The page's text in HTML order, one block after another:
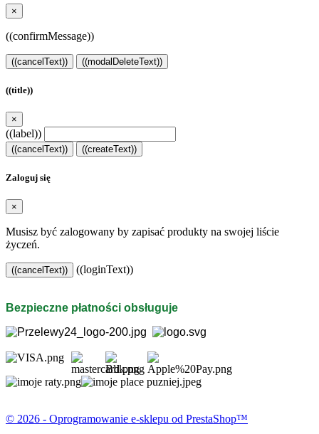
×
((confirmMessage))
((cancelText)) ((modalDeleteText))
((title))
×
((label))
((cancelText)) ((createText))
Zaloguj się
×
Musisz być zalogowany by zapisać produkty na swojej liście
życzeń.
((cancelText)) ((loginText))
Bezpieczne płatności obsługuje
© 2026 - Oprogramowanie e-sklepu od PrestaShop™